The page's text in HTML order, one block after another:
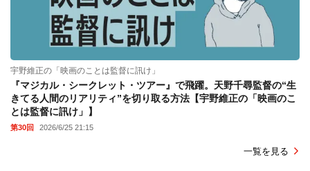
宇野維正の「映画のことは監督に訊け」
『マジカル・シークレット・ツアー』で飛躍。天野千尋監督の“生
きてる人間のリアリティ”を切り取る方法【宇野維正の「映画のこ
とは監督に訊け」】
第30回 2026/6/25 21:15
一覧を見る